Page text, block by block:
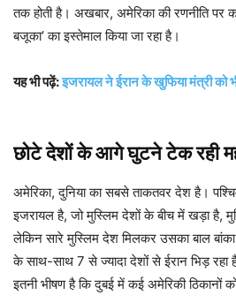
तक होती है। अखबार, अमेरिका की रणनीति पर
बजूका’ का इस्तेमाल किया जा रहा है।
यह भी पढ़ें:इजरायल ने ईरान के खुफिया मंत्री को
छोटे देशों के आगे घुटने टेक रही
अमेरिका, दुनिया का सबसे ताकतवर देश है।
इजरायल है, जो मुस्लिम देशों के बीच में खड़ा है,
लेकिन सारे मुस्लिम देश मिलकर उसका बाल बांका
के साथ-साथ 7 से ज्यादा देशों से ईरान भिड़ रहा
इतनी भीषण है कि दुबई में कई अमेरिकी ठिकानों